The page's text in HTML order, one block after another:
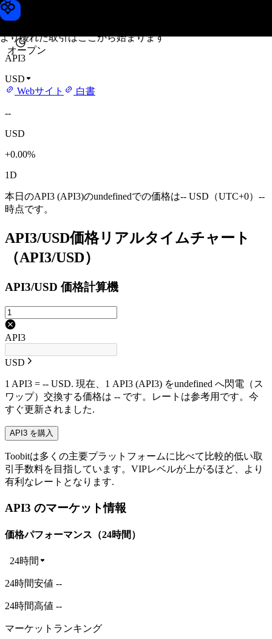
より優れた取引はここから始まります
オープン
API3価格
API3
USD
Webサイト
白書
--
USD
+0.00%
1D
本日のAPI3 (API3)のundefinedでの価格は-- USD（UTC+0）--
時点です。
API3/USD価格リアルタイムチャート
（API3/USD）
API3/USD 価格計算機
API3
USD
1 API3 = -- USD. 現在、1 API3 (API3) をundefined へ閃電（ス
ワップ）交換する価格は -- です。レートは参考用です。今
すぐ更新されました.
API3 を購入
Toobitは多くの主要プラットフォームに比べて比較的低い取
引手数料を目指しています。VIPレベルが上がるほど、より
有利なレートとなります.
API3 のマーケット情報
価格パフォーマンス（24時間）
24時間
24時間安値 --
24時間高値 --
マーケットランキング